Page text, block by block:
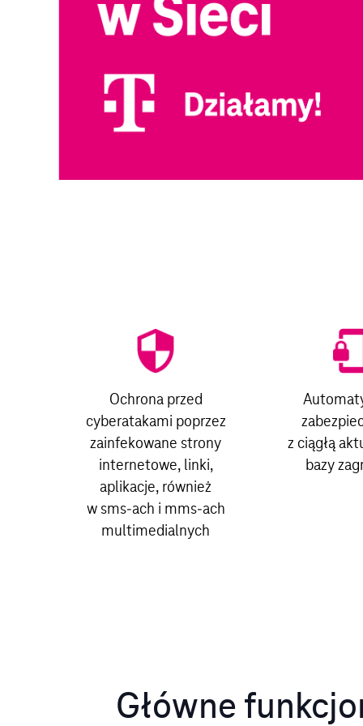
Ochrona przed
cyberatakami poprzez
zainfekowane strony
internetowe, linki,
aplikacje, również
w sms‑ach i mms‑ach
multimedialnych
z ciągłą
bazy
Główne